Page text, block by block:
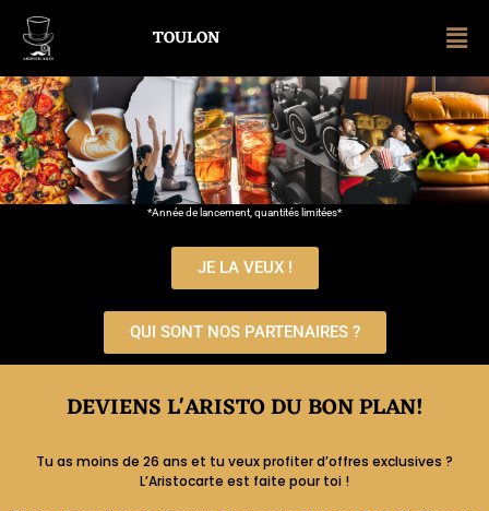
TOULON
*Année de lancement, quantités limitées*
JE LA VEUX !
QUI SONT NOS PARTENAIRES ?
DEVIENS L'ARISTO DU BON PLAN!
Tu as moins de 26 ans et tu veux profiter d’offres exclusives ?
L’Aristocarte est faite pour toi !